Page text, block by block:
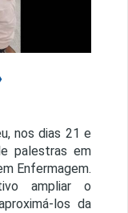
nos dias 21 e
palestras em
Enfermagem.
ampliar o
los da